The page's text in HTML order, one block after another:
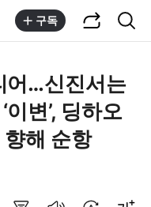
구독
어…신진서는
변’, 딩하오
해 순항